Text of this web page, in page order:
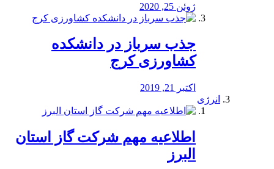
ژوئن 25, 2020
جذب سرباز در دانشکده
کشاورزی کرج
اکتبر 21, 2019
انرژی
️اطلاعیه مهم شرکت گاز استان
البرز